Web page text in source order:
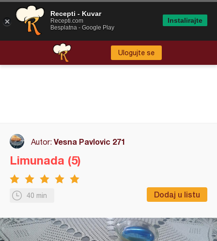
Ulogujte se
Autor: Vesna Pavlovic 271
40 min Dodaj u listu
Limunada (5)
Recepti - Kuvar
Recepti.com
Besplatna - Google Play
Instalirajte